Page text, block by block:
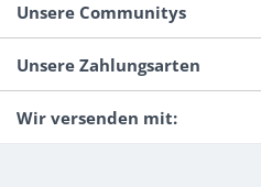
Unsere Communitys
Unsere Zahlungsarten
Wir versenden mit: